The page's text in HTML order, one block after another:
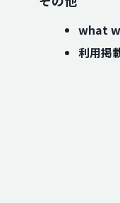
what
利用掲